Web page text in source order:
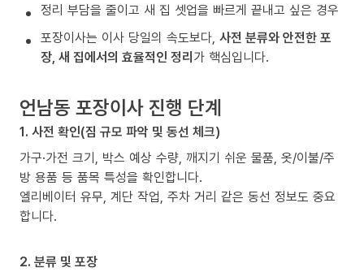
정리 부담을 줄이고 새 집 셋업을 빠르게 끝내고 싶은 경우
포장이사는 이사 당일의 속도보다, 사전 분류와 안전한 포
장, 새 집에서의 효율적인 정리가 핵심입니다.
언남동 포장이사 진행 단계
1. 사전 확인(짐 규모 파악 및 동선 체크)
가구·가전 크기, 박스 예상 수량, 깨지기 쉬운 물품, 옷/이불/주
방 용품 등 품목 특성을 확인합니다.
엘리베이터 유무, 계단 작업, 주차 거리 같은 동선 정보도 중요
합니다.
2. 분류 및 포장